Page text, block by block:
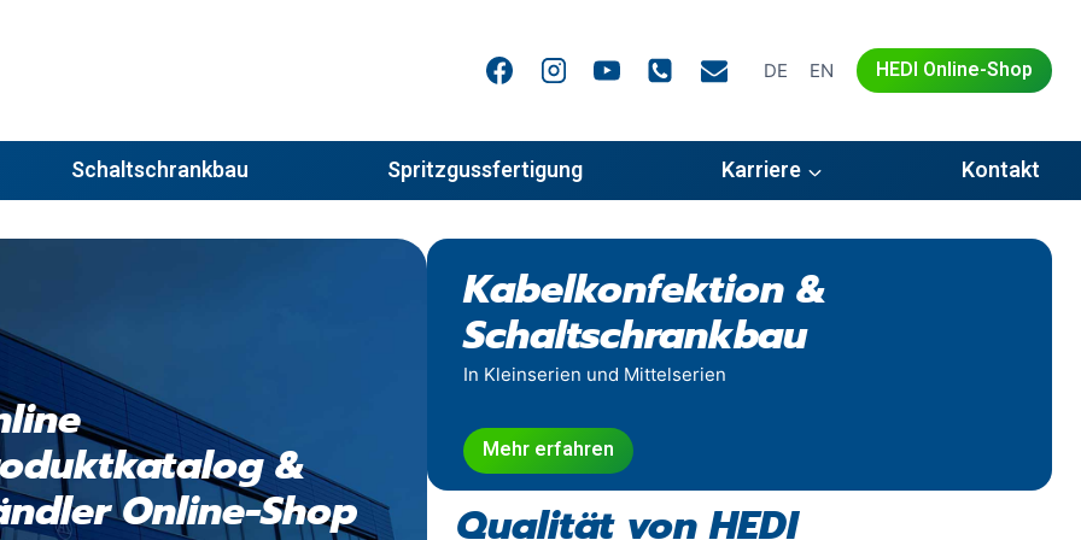
DE EN HEDI Online-Shop
Schaltschrankbau Spritzgussfertigung Karriere Kontakt
&
Online-Shop
Kabelkonfektion &
Schaltschrankbau
In Kleinserien und Mittelserien
Mehr erfahren
Qualität von HEDI